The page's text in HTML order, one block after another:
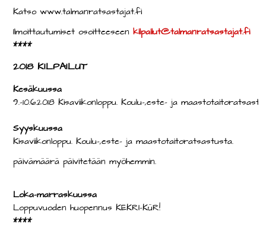
Katso www.talmanratsastajat.fi
Ilmoittautumiset osoitteeseenkilpailut@talmanratsastajat.fi
****
2018 KILPAILUT
Kesäkuussa
9.-10.6.2018 Kisaviikonloppu. Koulu-,este- ja
Syyskuussa
Kisaviikonloppu. Koulu-,este- ja maastotaitoratsastusta.
päivämäärä päivitetään myöhemmin.
Loka-marraskuussa
Loppuvuoden huopennus KEKRI-KüR!
****